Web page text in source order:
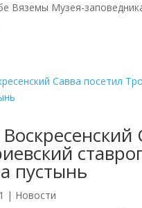
Вяземы Музея-
пустынь
| Новости